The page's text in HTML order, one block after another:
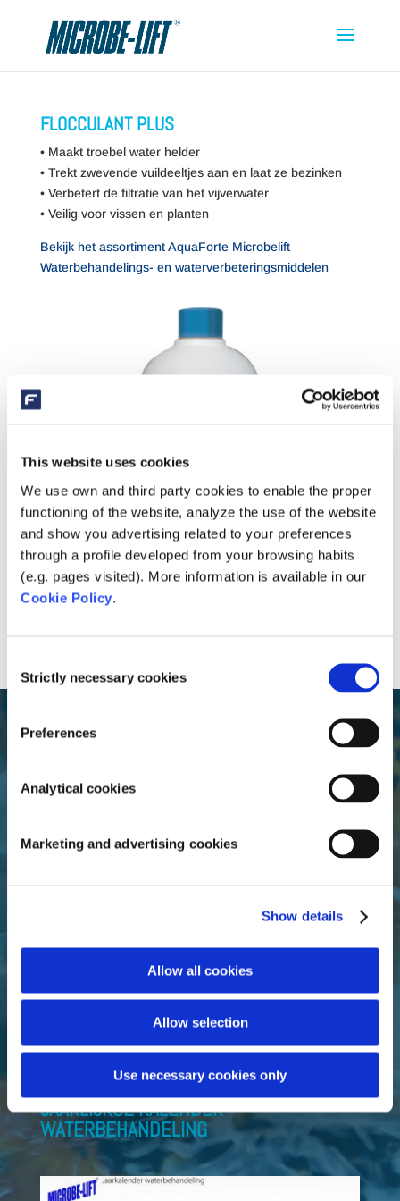
This website uses cookies
We use own and third party cookies to enable the proper
functioning of the website, analyze the use of the website
and show you advertising related to your preferences
through a profile developed from your browsing habits
(e.g. pages visited). More information is available in our
Cookie Policy.
Selection
Strictly necessary cookies
Preferences
Analytical cookies
Marketing and advertising cookies
Show details
Allow all cookies
Allow selection
Use necessary cookies only
FLOCCULANT PLUS
• Maakt troebel water helder
• Trekt zwevende vuildeeltjes aan en laat ze bezinken
• Verbetert de filtratie van het vijverwater
• Veilig voor vissen en planten
Bekijk het assortiment AquaForte Microbelift
Waterbehandelings- en waterverbeteringsmiddelen
Officiële importeur en distributeur van het volledige
Fluidra Benelux B.V.
Doornhoek 3950
5465 TC Veghel (NL)
JAARLIJKSE KALENDER
WATERBEHANDELING